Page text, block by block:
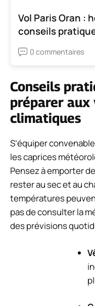
Vol Paris Oran :
conseils
0 commentaires
Conseils
préparer aux
climatiques
S’équiper
les caprices
Pensez à emporter
rester au sec et au
températures
pas de consulter la
des prévisions